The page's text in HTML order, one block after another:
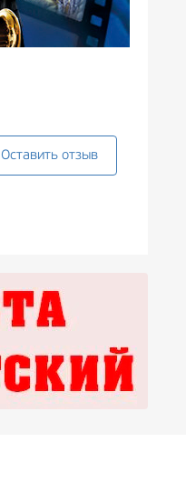
Оставить отзыв